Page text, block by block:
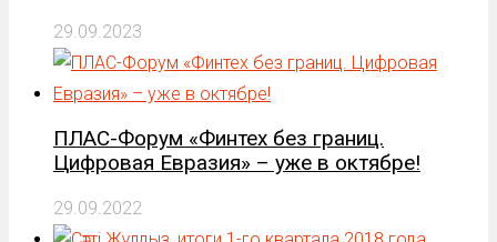
29.09.2023
ПЛАС-Форум «Финтех без границ.
Цифровая Евразия» – уже в октябре!
29.09.2022